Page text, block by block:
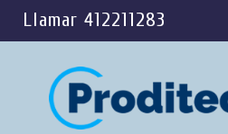
Llamar 412211283